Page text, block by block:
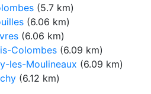
(5.7 km)
(6.06 km)
(6.06 km)
Colombes (6.09 km)
les-Moulineaux (6.09 km)
(6.12 km)